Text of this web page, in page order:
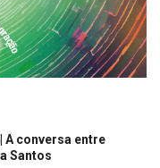
A conversa entre
Santos